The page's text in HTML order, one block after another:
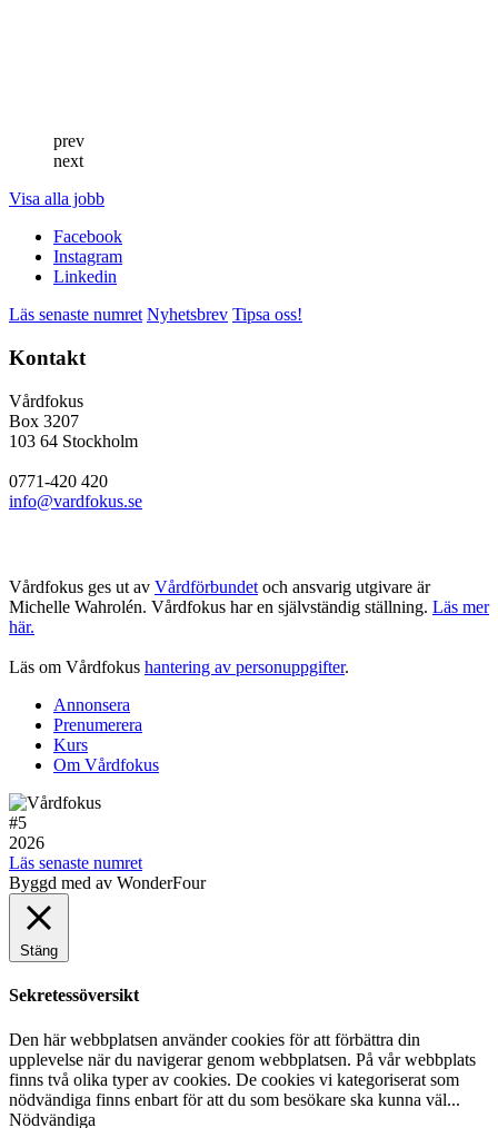
prev
next
Visa alla jobb
Facebook
Instagram
Linkedin
Läs senaste numret Nyhetsbrev Tipsa oss!
Kontakt
Vårdfokus
Box 3207
103 64 Stockholm
0771-420 420
info@vardfokus.se
Vårdfokus ges ut av Vårdförbundet och ansvarig utgivare är
Michelle Wahrolén. Vårdfokus har en självständig ställning. Läs mer
här.
Läs om Vårdfokus hantering av personuppgifter.
Annonsera
Prenumerera
Kurs
Om Vårdfokus
#5
2026
Läs senaste numret
Byggd med av WonderFour
Stäng
Sekretessöversikt
Den här webbplatsen använder cookies för att förbättra din
upplevelse när du navigerar genom webbplatsen. På vår webbplats
finns två olika typer av cookies. De cookies vi kategoriserat som
nödvändiga finns enbart för att du som besökare ska kunna väl...
Nödvändiga